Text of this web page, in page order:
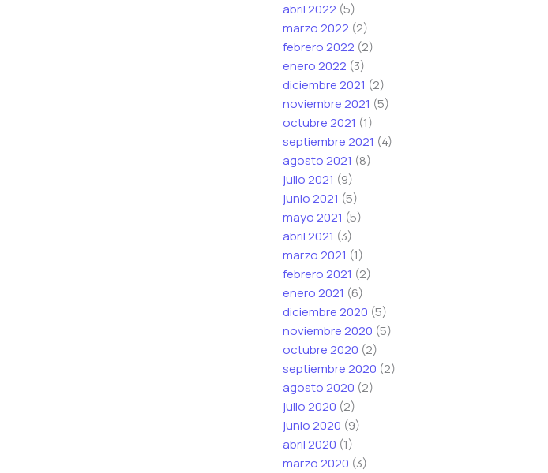
abril 2022 (5)
marzo 2022 (2)
febrero 2022 (2)
enero 2022 (3)
diciembre 2021 (2)
noviembre 2021 (5)
octubre 2021 (1)
septiembre 2021 (4)
agosto 2021 (8)
julio 2021 (9)
junio 2021 (5)
mayo 2021 (5)
abril 2021 (3)
marzo 2021 (1)
febrero 2021 (2)
enero 2021 (6)
diciembre 2020 (5)
noviembre 2020 (5)
octubre 2020 (2)
septiembre 2020 (2)
agosto 2020 (2)
julio 2020 (2)
junio 2020 (9)
abril 2020 (1)
marzo 2020 (3)